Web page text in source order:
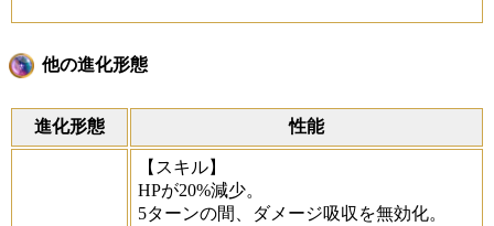
他の進化形態
進化形態 性能
【スキル】
HPが20%減少。
5ターンの間、ダメージ吸収を無効化。